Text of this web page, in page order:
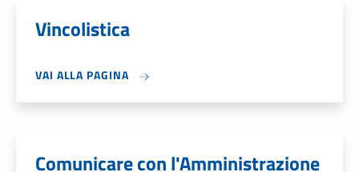
Vincolistica
VAI ALLA PAGINA
Comunicare con l'Amministrazione